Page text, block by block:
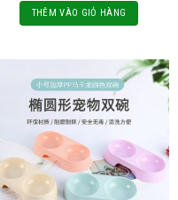
THÊM VÀO GIỎ HÀNG